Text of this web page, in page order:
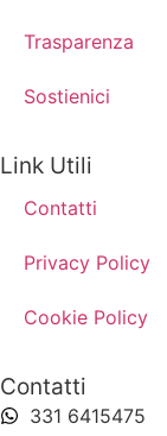
Trasparenza
Sostienici
Link Utili
Contatti
Privacy Policy
Cookie Policy
Contatti
331 6415475